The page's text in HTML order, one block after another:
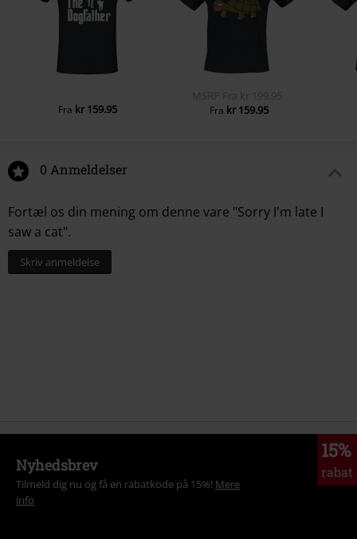
Fra kr 159.95
MSRP Fra kr 199.95
Fra kr 159.95
0 Anmeldelser
Fortæl os din mening om denne vare "Sorry I'm late I
saw a cat".
Skriv anmeldelse
15%
rabat
Nyhedsbrev
Tilmeld dig nu og få en rabatkode på 15%! Mere
info